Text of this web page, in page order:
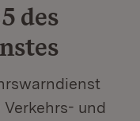
des
und